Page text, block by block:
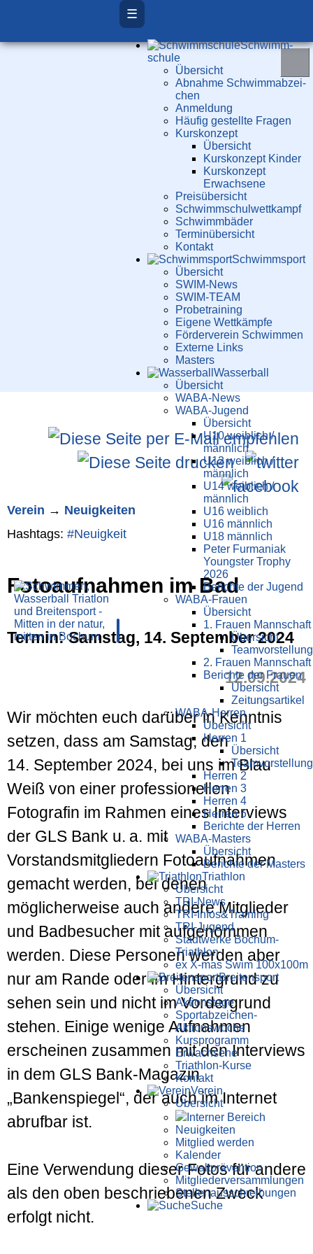
☰
Schwimm­
schule
Übersicht
Ab­nah­me Schwimm­ab­zei­
chen
Anmeldung
Häufig gestellte Fragen
Kurs­konzept
Übersicht
Kurskonzept Kinder
Kurskonzept
Erwachsene
Preis­über­sicht
Schwimm­schul­wett­kampf
Schwimm­bäder
Terminübersicht
Kontakt
Schwimm­sport
Übersicht
SWIM-News
SWIM-TEAM
Probe­training
Eigene Wettkämpfe
Förderverein Schwimmen
Externe Links
Masters
Wasser­ball
Übersicht
WABA-News
WABA-Jugend
Übersicht
U10 weiblich /
männlich
U12 weiblich /
männlich
U14 weiblich /
männlich
U16 weiblich
U16 männlich
U18 männlich
Peter Furmaniak
Youngster Trophy
2026
Berichte der Jugend
WABA-Frauen
Übersicht
1. Frauen Mannschaft
Übersicht
Teamvorstellung
2. Frauen Mannschaft
Berichte der Frauen
Übersicht
Zeitungsartikel
WABA-Herren
Übersicht
Herren 1
Übersicht
Teamvorstellung
Herren 2
Herren 3
Herren 4
Herren 5
Berichte der Herren
WABA-Masters
Übersicht
Berichte der Masters
Triathlon
Übersicht
TRI-News
TRI-Infos&Training
TRI-Jugend
Stadtwerke Bochum-
Triathlon
ex X-mas Swim 100x100m
Breiten­sport
Übersicht
Aktionstage
Sportabzeichen-
Aktionswoche
Kursprogramm
Erwachsene
Triathlon-Kurse
Kontakt
Verein
Übersicht
Interner Bereich
Neuigkeiten
Mitglied werden
Kalender
Gewaltprävention
Mitglieder­versammlungen
Stellen­aus­schrei­bungen
Suche
Verein → Neuigkeiten
Hashtags: #Neuigkeit
Fotoaufnahmen im Bad
Termin: Samstag, 14. September 2024
12.09.2024
Wir möchten euch darüber in Kenntnis
setzen, dass am Samstag, den
14. September 2024, bei uns im Blau
Weiß von einer professionellen
Fotografin im Rahmen eines Interviews
der GLS Bank u. a. mit
Vorstandsmitgliedern Fotoaufnahmen
gemacht werden, bei denen
möglicherweise auch andere Mitglieder
und Badbesucher mit aufgenommen
werden. Diese Personen werden aber
nur am Rande oder im Hintergrund zu
sehen sein und nicht im Vordergrund
stehen. Einige wenige Aufnahmen
erscheinen zusammen mit den Interviews
in dem GLS Bank-Magazin
„Bankenspiegel“, der auch im Internet
abrufbar ist.
Eine Verwendung dieser Fotos für andere
als den oben beschriebenen Zweck
erfolgt nicht.